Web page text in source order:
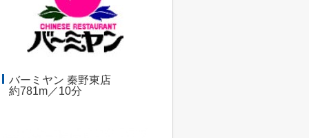
バーミヤン 秦野東店
約781m／10分